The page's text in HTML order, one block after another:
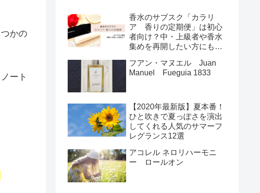
かの
ート
香水のサブスク「カラリ
ア 香りの定期便」は初心
者向け？中・上級者や香水
集めを再開したい方にもお
フアン・マヌエル Juan
Manuel Fueguia 1833
【2020年最新版】夏本番！
ひと吹きで夏っぽさを演出
してくれる人気のサマーフ
レグランス12選
アコレル ネロリハーモニ
ー ロールオン